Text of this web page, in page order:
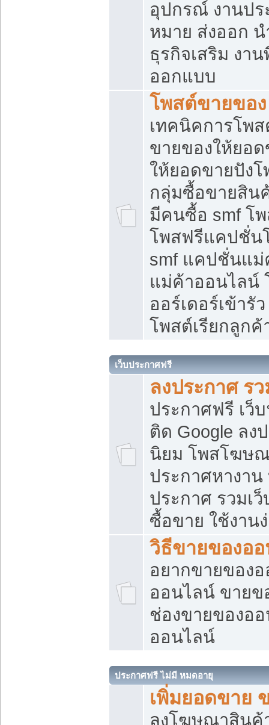
อุปกรณ์ งานป
หมาย ส่งออก น
ธุรกิจเสริม งา
ออกแบบ
โพสต์ขายของ
เทคนิคการโพ
ขายของให้ยอ
ให้ยอดขายปัง
กลุ่มซื้อขายสิน
มีคนซื้อ smf โ
โพสฟรีแคปชั่น
smf แคปชั่นแ
แม่ค้าออนไลน์
ออร์เดอร์เข้ารั
โพสต์เรียกลูกค้
เว็บประกาศฟรี
ลงประกาศ ร
ประกาศฟรี เว็
ติด Google ลง
นิยม โพสโฆษ
ประกาศหางาน
ประกาศ รวมเ
ซื้อขาย ใช้งาน
วิธีขายของอ
อยากขายของ
ออนไลน์ ขายข
ช่องขายของอ
ออนไลน์
ประกาศฟรี ไม่มี หมดอายุ
เพิ่มยอดขาย
ลงโฆษณาสิน